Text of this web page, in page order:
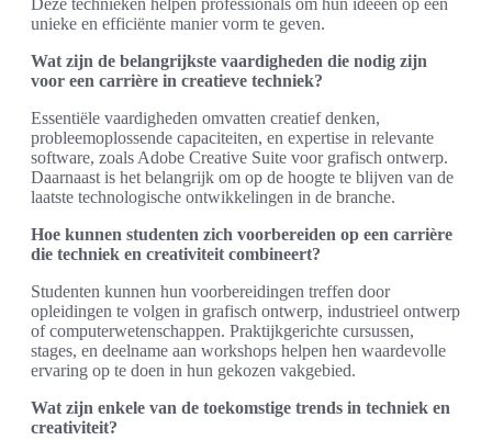
Deze technieken helpen professionals om hun ideeën op een
unieke en efficiënte manier vorm te geven.
Wat zijn de belangrijkste vaardigheden die nodig zijn
voor een carrière in creatieve techniek?
Essentiële vaardigheden omvatten creatief denken,
probleemoplossende capaciteiten, en expertise in relevante
software, zoals Adobe Creative Suite voor grafisch ontwerp.
Daarnaast is het belangrijk om op de hoogte te blijven van de
laatste technologische ontwikkelingen in de branche.
Hoe kunnen studenten zich voorbereiden op een carrière
die techniek en creativiteit combineert?
Studenten kunnen hun voorbereidingen treffen door
opleidingen te volgen in grafisch ontwerp, industrieel ontwerp
of computerwetenschappen. Praktijkgerichte cursussen,
stages, en deelname aan workshops helpen hen waardevolle
ervaring op te doen in hun gekozen vakgebied.
Wat zijn enkele van de toekomstige trends in techniek en
creativiteit?